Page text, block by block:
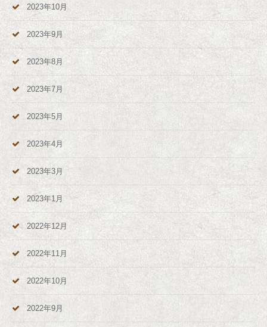
2023年10月
2023年9月
2023年8月
2023年7月
2023年5月
2023年4月
2023年3月
2023年1月
2022年12月
2022年11月
2022年10月
2022年9月